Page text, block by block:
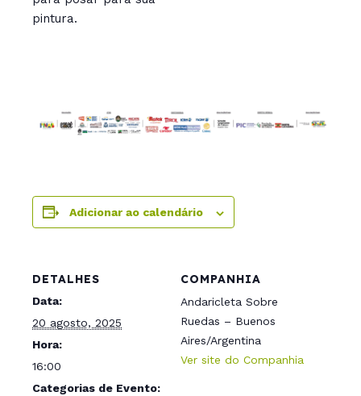
pintura.
Adicionar ao calendário
DETALHES
Data:
20 agosto, 2025
Hora:
16:00
Categorias de Evento:
COMPANHIA
Andaricleta Sobre
Ruedas – Buenos
Aires/Argentina
Ver site do Companhia